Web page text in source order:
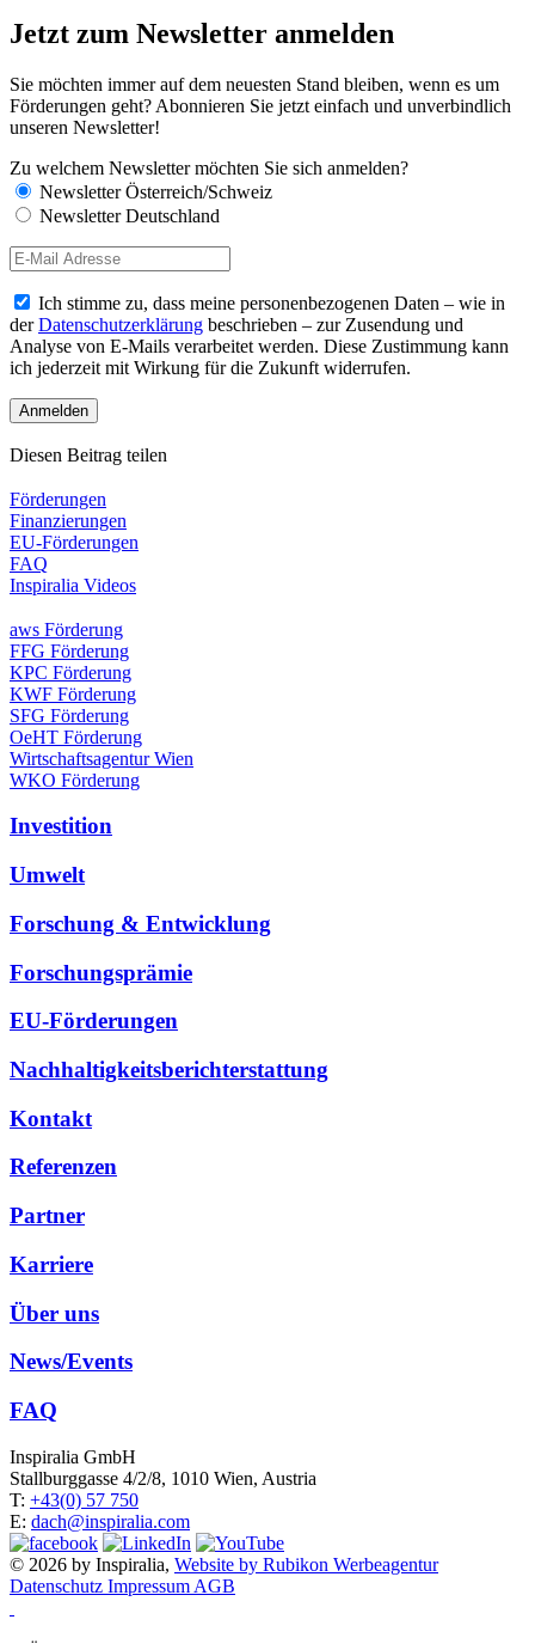
Jetzt zum Newsletter anmelden
Sie möchten immer auf dem neuesten Stand bleiben, wenn es um
Förderungen geht? Abonnieren Sie jetzt einfach und unverbindlich
unseren Newsletter!
Zu welchem Newsletter möchten Sie sich anmelden?
Newsletter Österreich/Schweiz
Newsletter Deutschland
Ich stimme zu, dass meine personenbezogenen Daten – wie in
derDatenschutzerklärung beschrieben – zur Zusendung und
Analyse von E-Mails verarbeitet werden. Diese Zustimmung kann
ich jederzeit mit Wirkung für die Zukunft widerrufen.
Diesen Beitrag teilen
Förderungen
Finanzierungen
EU-Förderungen
FAQ
Inspiralia Videos
aws Förderung
FFG Förderung
KPC Förderung
KWF Förderung
SFG Förderung
OeHT Förderung
Wirtschaftsagentur Wien
WKO Förderung
Investition
Umwelt
Forschung & Entwicklung
Forschungsprämie
EU-Förderungen
Nachhaltigkeitsberichterstattung
Kontakt
Referenzen
Partner
Karriere
Über uns
News/Events
FAQ
Inspiralia GmbH
Stallburggasse 4/2/8, 1010 Wien, Austria
T: +43(0) 57 750
E: dach@inspiralia.com
© 2026 by Inspiralia, Website by Rubikon Werbeagentur
Datenschutz Impressum AGB